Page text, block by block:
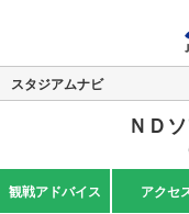
スタジアムナビ
ＮＤ
観戦アドバイス アクセ